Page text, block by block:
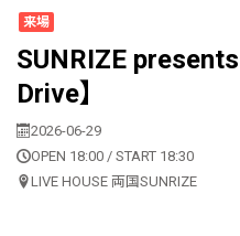
来場
SUNRIZE
Drive】
2026-06-29
OPEN 18:00 / START 18:30
LIVE HOUSE 両国SUNRIZE